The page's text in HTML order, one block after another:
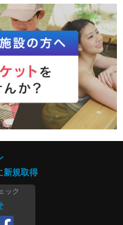
新規取得
ック